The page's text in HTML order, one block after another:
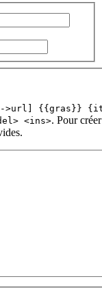
>url] {{gras}}
<ins>. Pour